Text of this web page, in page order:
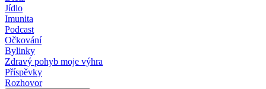
Jídlo
Imunita
Podcast
Očkování
Bylinky
Zdravý pohyb moje výhra
Příspěvky
Rozhovor